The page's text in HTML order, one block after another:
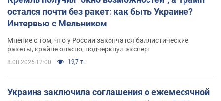
остался почти без ракет: как быть Украине?
Интервью с Мельником
Мнение о том, что у России закончатся баллистические
ракеты, крайне опасно, подчеркнул эксперт
8.08.2026 12:00 19,7 т.
Украина заключила соглашения о ежемесячной